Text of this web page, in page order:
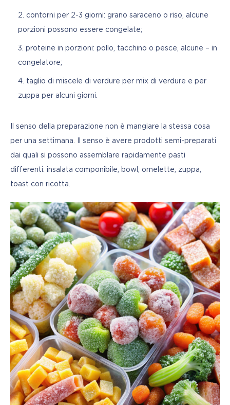
contorni per 2-3 giorni: grano saraceno o riso, alcune
porzioni possono essere congelate;
proteine in porzioni: pollo, tacchino o pesce, alcune – in
congelatore;
taglio di miscele di verdure per mix di verdure e per
zuppa per alcuni giorni.
Il senso della preparazione non è mangiare la stessa cosa
per una settimana. Il senso è avere prodotti semi-preparati
dai quali si possono assemblare rapidamente pasti
differenti: insalata componibile, bowl, omelette, zuppa,
toast con ricotta.